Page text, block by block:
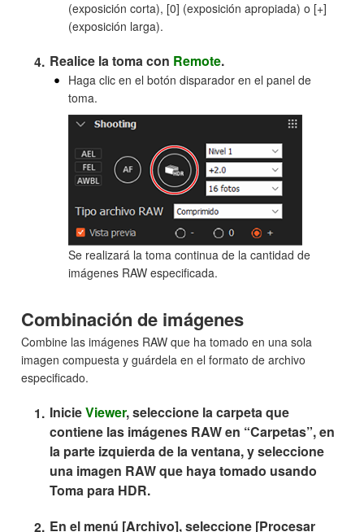
(exposición corta), [0] (exposición apropiada) o [+]
(exposición larga).
Realice la toma con Remote.
Haga clic en el botón disparador en el panel de
toma.
Se realizará la toma continua de la cantidad de
imágenes RAW especificada.
Combinación de imágenes
Combine las imágenes RAW que ha tomado en una sola
imagen compuesta y guárdela en el formato de archivo
especificado.
InicieViewer, seleccione la carpeta que
contiene las imágenes RAW en “Carpetas”, en
la parte izquierda de la ventana, y seleccione
una imagen RAW que haya tomado usando
Toma para HDR.
En el menú [Archivo], seleccione [Procesar